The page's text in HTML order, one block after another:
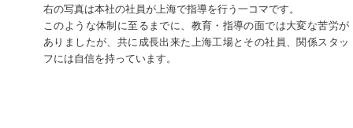
右の写真は本社の社員が上海で指導を行う一コマです。
このような体制に至るまでに、教育・指導の面では大変な苦労が
ありましたが、共に成長出来た上海工場とその社員、関係スタッ
フには自信を持っています。